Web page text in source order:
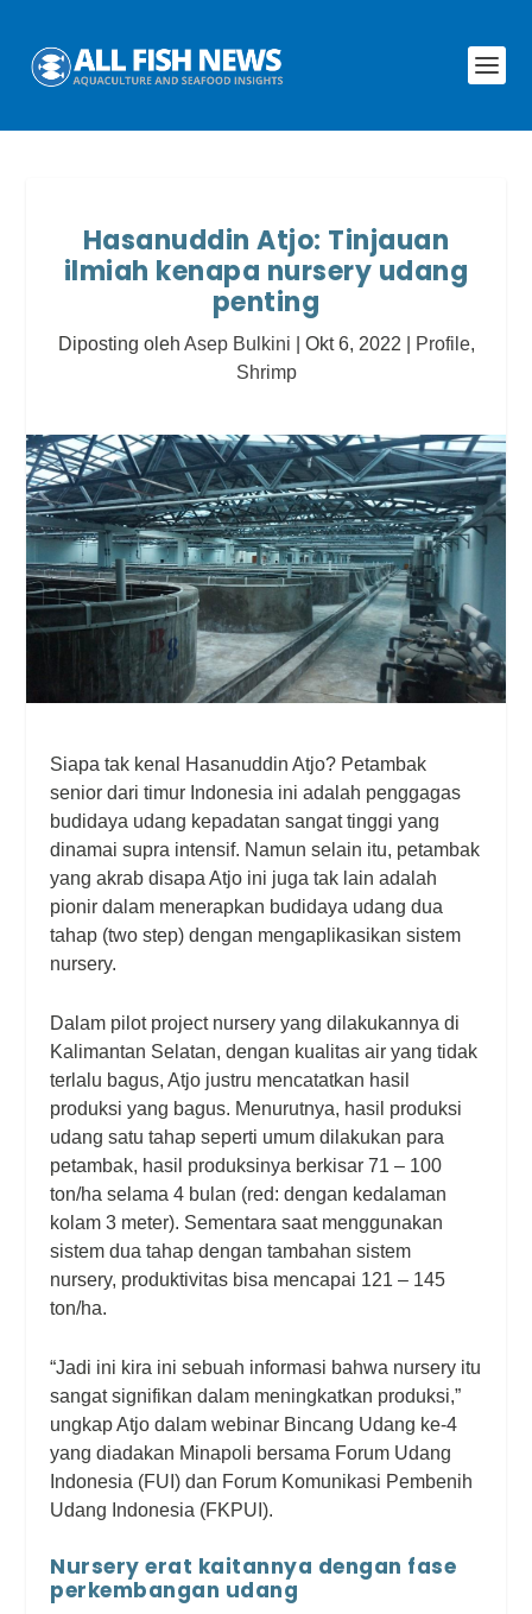
Hasanuddin Atjo: Tinjauan
ilmiah kenapa nursery udang
penting
Diposting oleh Asep Bulkini Okt 6, 2022 Profile,
Shrimp
Siapa tak kenal Hasanuddin Atjo? Petambak
senior dari timur Indonesia ini adalah penggagas
budidaya udang kepadatan sangat tinggi yang
dinamai supra intensif. Namun selain itu, petambak
yang akrab disapa Atjo ini juga tak lain adalah
pionir dalam menerapkan budidaya udang dua
tahap (two step) dengan mengaplikasikan sistem
nursery.
Dalam pilot project nursery yang dilakukannya di
Kalimantan Selatan, dengan kualitas air yang tidak
terlalu bagus, Atjo justru mencatatkan hasil
produksi yang bagus. Menurutnya, hasil produksi
udang satu tahap seperti umum dilakukan para
petambak, hasil produksinya berkisar 71 – 100
ton/ha selama 4 bulan (red: dengan kedalaman
kolam 3 meter). Sementara saat menggunakan
sistem dua tahap dengan tambahan sistem
nursery, produktivitas bisa mencapai 121 – 145
ton/ha.
“Jadi ini kira ini sebuah informasi bahwa nursery itu
sangat signifikan dalam meningkatkan produksi,”
ungkap Atjo dalam webinar Bincang Udang ke-4
yang diadakan Minapoli bersama Forum Udang
Indonesia (FUI) dan Forum Komunikasi Pembenih
Udang Indonesia (FKPUI).
Nursery erat kaitannya dengan fase
perkembangan udang